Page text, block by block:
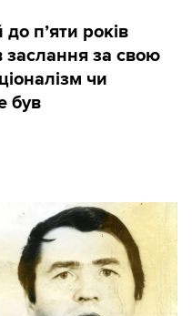
п’яти років
заслання за свою
чи
був